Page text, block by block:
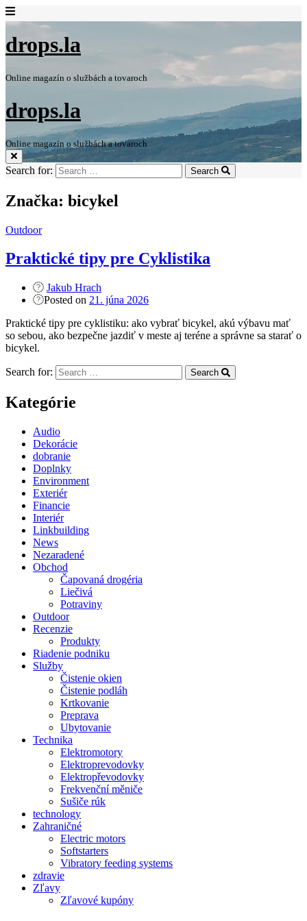
drops.la
Online magazín o službách a tovaroch
drops.la
Online magazín o službách a tovaroch
Search for: Search
Značka: bicykel
Outdoor
Praktické tipy pre Cyklistika
Jakub Hrach
Posted on 21. júna 2026
Praktické tipy pre cyklistiku: ako vybrať bicykel, akú výbavu mať
so sebou, ako bezpečne jazdiť v meste aj teréne a správne sa starať o
bicykel.
Search for: Search
Kategórie
Audio
Dekorácie
dobranie
Doplnky
Environment
Exteriér
Financie
Interiér
Linkbuilding
News
Nezaradené
Obchod
Čapovaná drogéria
Liečivá
Potraviny
Outdoor
Recenzie
Produkty
Riadenie podniku
Služby
Čistenie okien
Čistenie podláh
Krtkovanie
Preprava
Ubytovanie
Technika
Elektromotory
Elektroprevodovky
Elektropřevodovky
Frekvenční měniče
Sušiče rúk
technology
Zahraničné
Electric motors
Softstarters
Vibratory feeding systems
zdravie
Zľavy
Zľavové kupóny